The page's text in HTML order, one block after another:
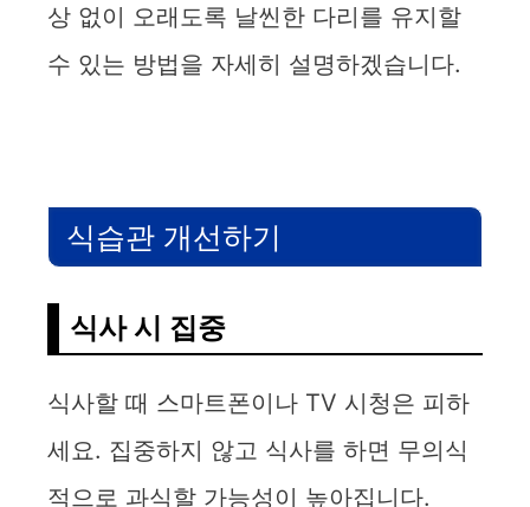
상 없이 오래도록 날씬한 다리를 유지할
수 있는 방법을 자세히 설명하겠습니다.
식습관 개선하기
식사 시 집중
식사할 때 스마트폰이나 TV 시청은 피하
세요. 집중하지 않고 식사를 하면 무의식
적으로 과식할 가능성이 높아집니다.